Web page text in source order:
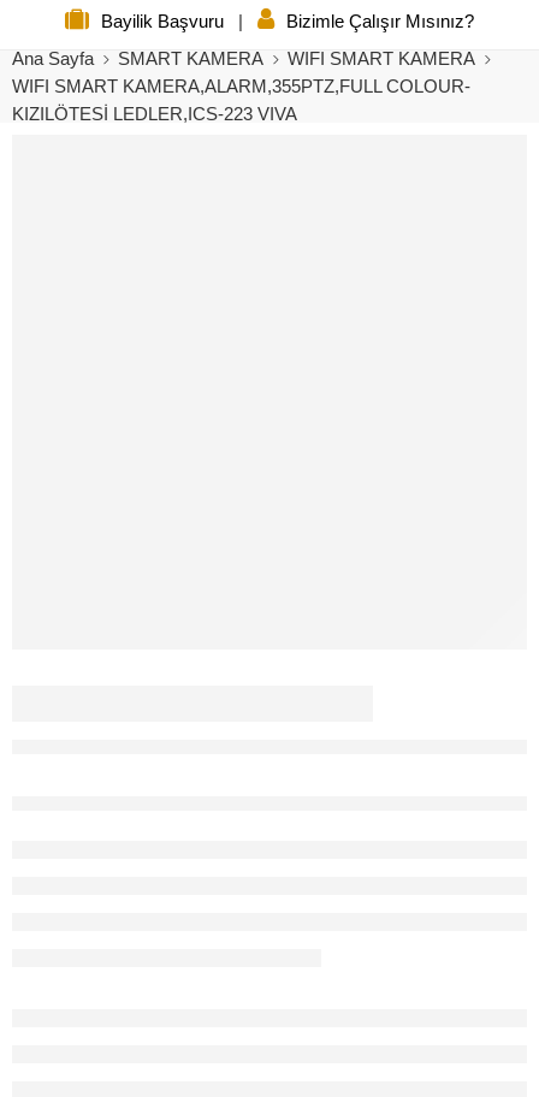
Bayilik Başvuru
Bizimle Çalışır Mısınız?
Ana Sayfa
SMART KAMERA
WIFI SMART KAMERA
WIFI SMART KAMERA,ALARM,355PTZ,FULL COLOUR-
KIZILÖTESİ LEDLER,ICS-223 VIVA